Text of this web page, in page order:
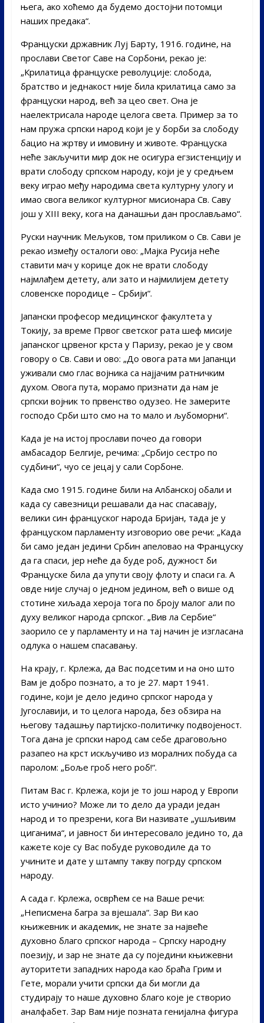
њега, ако хоћемо да будемо достојни потомци
наших предака“.
Француски државник Луј Барту, 1916. године, на
прослави Светог Саве на Сорбони, рекао је:
„Крилатица француске револуције: слобода,
братство и једнакост није била крилатица само за
француски народ, већ за цео свет. Она је
наелектрисала народе целога света. Пример за то
нам пружа српски народ који је у борби за слободу
бацио на жртву и имовину и животе. Француска
неће закључити мир док не осигура егзистенцију и
врати слободу српском народу, који је у средњем
веку играо међу народима света културну улогу и
имао свога великог културног мисионара Св. Саву
још у XIII веку, кога на данашњи дан прослављамо“.
Руски научник Мељуков, том приликом о Св. Сави је
рекао између осталоги ово: „Мајка Русија неће
ставити мач у корице док не врати слободу
најмлађем детету, али зато и најмилијем детету
словенске породице – Србији“.
Јапански професор медицинског факултета у
Токију, за време Првог светског рата шеф мисије
јапанског црвеног крста у Паризу, рекао је у свом
говору о Св. Сави и ово: „До овога рата ми Јапанци
уживали смо глас војника са најјачим ратничким
духом. Овога пута, морамо признати да нам је
српски војник то првенство одузео. Не замерите
господо Срби што смо на то мало и љубоморни“.
Када је на истој прослави почео да говори
амбасадор Белгије, речима: „Србијо сестро по
судбини“, чуо се јецај у сали Сорбоне.
Када смо 1915. године били на Албанској обали и
када су савезници решавали да нас спасавају,
велики син француског народа Бријан, тада је у
француском парламенту изговорио ове речи: „Када
би само један једини Србин апеловао на Француску
да га спаси, јер неће да буде роб, дужност би
Француске била да упути своју флоту и спаси га. А
овде није случај о једном једином, већ о више од
стотине хиљада хероја тога по броју малог али по
духу великог народа српског. „Вив ла Сербие“
заорило се у парламенту и на тај начин је изгласана
одлука о нашем спасавању.
На крају, г. Крлежа, да Вас подсетим и на оно што
Вам је добро познато, а то је 27. март 1941.
године, који је дело једино српског народа у
Југославији, и то целога народа, без обзира на
његову тадашњу партијско-политичку подвојеност.
Тога дана је српски народ сам себе драговољно
разапео на крст искључиво из моралних побуда са
паролом: „Боље гроб него роб!“.
Питам Вас г. Крлежа, који је то још народ у Европи
исто учинио? Може ли то дело да уради један
народ и то презрени, кога Ви називате „ушљивим
циганима“, и јавност би интересовало једино то, да
кажете које су Вас побуде руководиле да то
учините и дате у штампу такву погрду српском
народу.
А сада г. Крлежа, осврћем се на Ваше речи:
„Неписмена багра за вјешала“. Зар Ви као
књижевник и академик, не знате за највеће
духовно благо српског народа – Српску народну
поезију, и зар не знате да су поједини књижевни
ауторитети западних народа као браћа Грим и
Гете, морали учити српски да би могли да
студирају то наше духовно благо које је створио
аналфабет. Зар Вам није позната генијална фигура